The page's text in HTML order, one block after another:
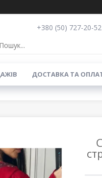
+380 (50) 727-20-52
ДОСТАВКА ТА